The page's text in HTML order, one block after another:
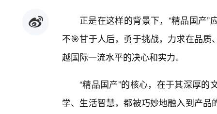
正是在这样的背景下，“精品国产
不🎯甘于人后，勇于挑战，力求在品
越国际一流水平的决心和实力。
“精品国产”的核心，在于其深厚
学、生活智慧，都被巧妙地融入到产